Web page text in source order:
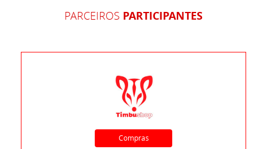
PARCEIROS PARTICIPANTES
Compras